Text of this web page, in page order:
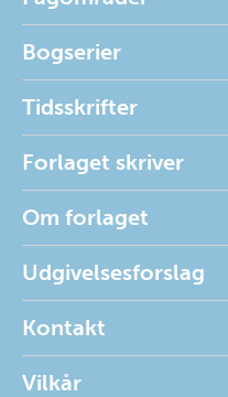
Bogserier
Tidsskrifter
Forlaget skriver
Om forlaget
Udgivelsesforslag
Kontakt
Vilkår